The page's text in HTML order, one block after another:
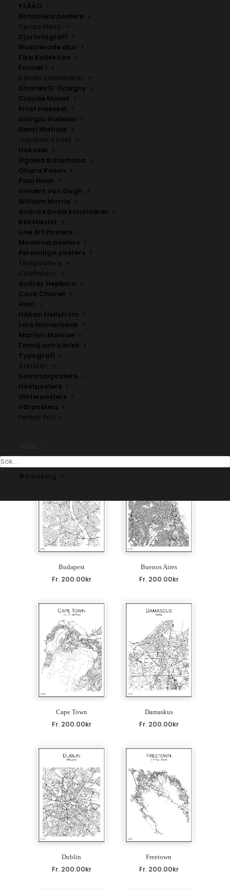
YZÅÄÖ
Botaniska posters
Djurposters
Djurfotografi
Illustrerade djur
Fika Kollektion
Formel 1
Kända konstnärer
Charles D’ Orbigny
Claude Monet
Ernst Haeckel
Giorgio Gallesio
Henri Matisse
Japansk konst
Hokusai
Ogawa Kazumasa
Ohara Koson
Paul Nash
Vincent van Gogh
William Morris
Andra kända konstnärer
Kökstavlor
Line Art Posters
Moderna posters
Personliga posters
Textposters
Citattavlor
Audrey Hepburn
Coco Chanel
Hov1
Håkan Hellström
Lars Winnerbäck
Marilyn Monroe
Familj och kärlek
Typografi
Årstider
Sommarposters
Höstposters
Vinterposters
Vårposters
Perfect Pair
Varukorg
Bangkok
Fr.200.00
Belgrad
Fr.200.00
Budapest
Fr. 200.00kr
Buenos Aires
Fr. 200.00kr
Cape Town
Fr. 200.00kr
Damaskus
Fr. 200.00kr
Dublin
Fr. 200.00kr
Freetown
Fr. 200.00kr